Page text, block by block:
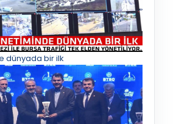
dünyada bir ilk